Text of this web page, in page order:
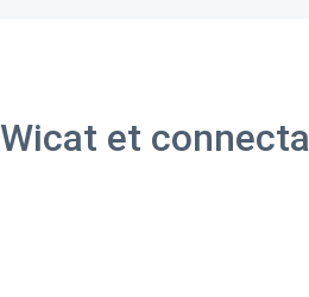
Wicat et